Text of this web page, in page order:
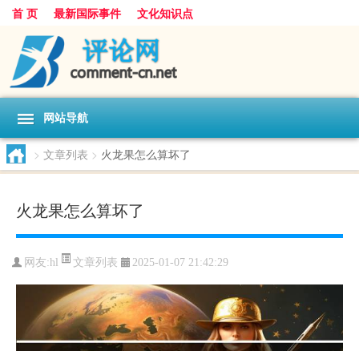
首 页 最新国际事件 文化知识点
网站导航
> 文章列表 > 火龙果怎么算坏了
火龙果怎么算坏了
网友:hl 文章列表 2025-01-07 21:42:29